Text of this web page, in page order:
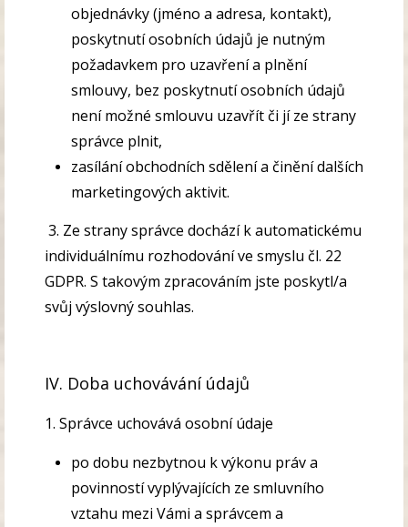
objednávky (jméno a adresa, kontakt),
poskytnutí osobních údajů je nutným
požadavkem pro uzavření a plnění
smlouvy, bez poskytnutí osobních údajů
není možné smlouvu uzavřít či jí ze strany
správce plnit,
zasílání obchodních sdělení a činění dalších
marketingových aktivit.
3. Ze strany správce dochází k automatickému
individuálnímu rozhodování ve smyslu čl. 22
GDPR. S takovým zpracováním jste poskytl/a
svůj výslovný souhlas.
IV. Doba uchovávání údajů
1. Správce uchovává osobní údaje
po dobu nezbytnou k výkonu práv a
povinností vyplývajících ze smluvního
vztahu mezi Vámi a správcem a